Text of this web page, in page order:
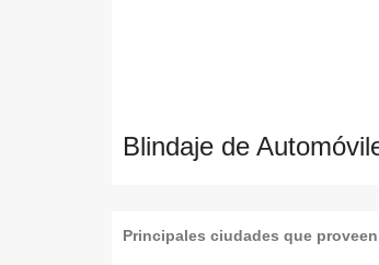
Blindaje de
Principales ciudades que